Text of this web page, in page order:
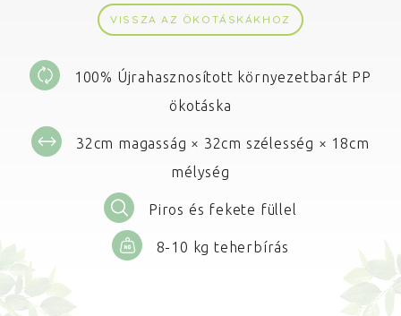
VISSZA AZ ÖKOTÁSKÁKHOZ
100% Újrahasznosított környezetbarát PP
ökotáska
32cm magasság × 32cm szélesség × 18cm
mélység
Piros és fekete füllel
8-10 kg teherbírás